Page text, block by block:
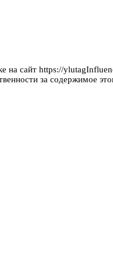
на сайт https://
за содержимое